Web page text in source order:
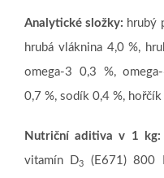
Analytické složky: hrubý
hrubá vláknina 4,0 %,
omega-3 0,3 %,
0,7 %, sodík 0,4 %, hořčík
Nutriční aditiva v 1 kg:
vitamín D3
(E671) 800